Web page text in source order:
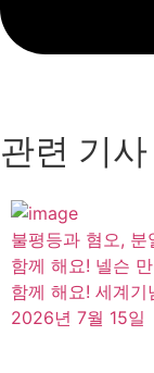
관련 기사
불평등과 혐오,
함께 해요! 넬슨
함께 해요! 세계기
2026년 7월 15일